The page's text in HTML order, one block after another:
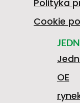
OE
Polityka
Cookie